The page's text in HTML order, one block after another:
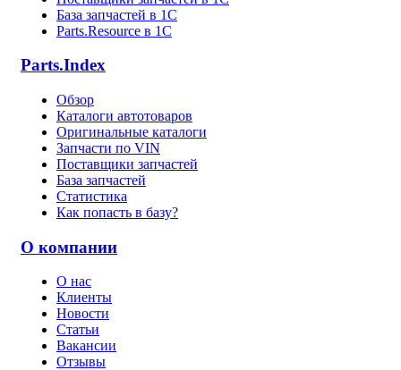
База запчастей в 1С
Parts.Resource в 1C
Parts.Index
Обзор
Каталоги автотоваров
Оригинальные каталоги
Запчасти по VIN
Поставщики запчастей
База запчастей
Статистика
Как попасть в базу?
О компании
О нас
Клиенты
Новости
Статьи
Вакансии
Отзывы